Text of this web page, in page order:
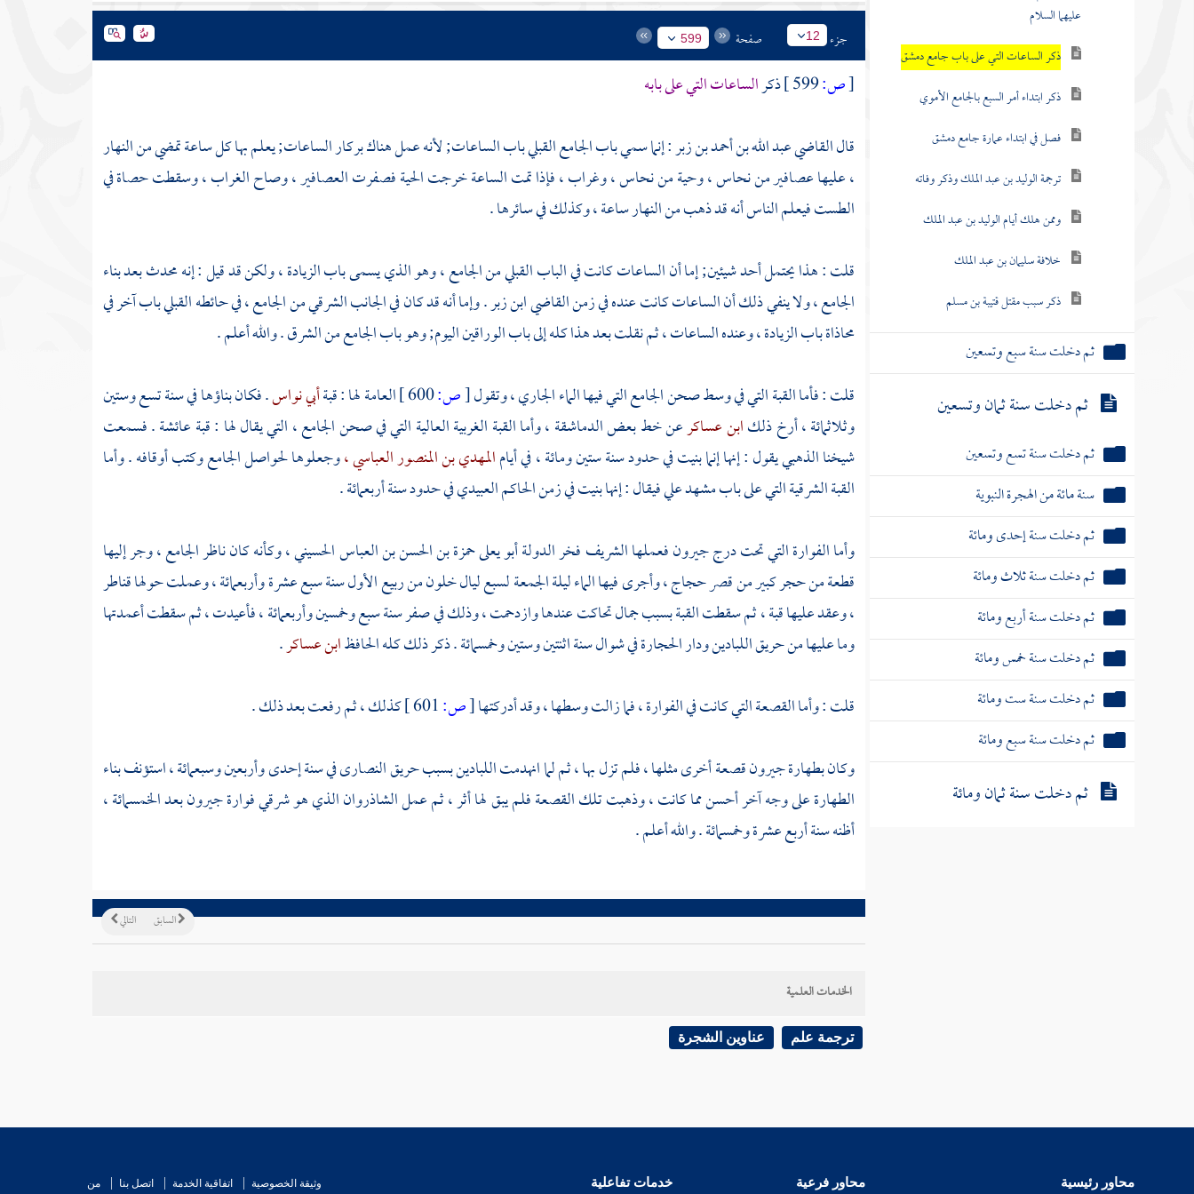
عليهما السلام
ذكر الساعات التي على باب جامع دمشق
ذكر ابتداء أمر السبع بالجامع الأموي
فصل في ابتداء عمارة جامع دمشق
ترجمة الوليد بن عبد الملك وذكر وفاته
وممن هلك أيام الوليد بن عبد الملك
خلافة سليمان بن عبد الملك
ذكر سبب مقتل قتيبة بن مسلم
ثم دخلت سنة سبع وتسعين
ثم دخلت سنة ثمان وتسعين
ثم دخلت سنة تسع وتسعين
سنة مائة من الهجرة النبوية
ثم دخلت سنة إحدى ومائة
ثم دخلت سنة ثلاث ومائة
ثم دخلت سنة أربع ومائة
ثم دخلت سنة خمس ومائة
ثم دخلت سنة ست ومائة
ثم دخلت سنة سبع ومائة
ثم دخلت سنة ثمان ومائة
ثم دخلت سنة خمس عشرة ومائة
جزء 12 صفحة 599
[ص: ذكرالساعات التي على بابه
قال القاضيعبد الله بن أحمد بن زبر: إنما سمي باب الجامع القبلي باب الساعات; لأنه عمل هناك بركار الساعات; يعلم بها كل ساعة تمضي من النهار
، عليها عصافير من نحاس ، وحية من نحاس ، وغراب ، فإذا تمت الساعة خرجت الحية فصفرت العصافير ، وصاح الغراب ، وسقطت حصاة في
الطست فيعلم الناس أنه قد ذهب من النهار ساعة ، وكذلك في سائرها .
قلت : هذا يحتمل أحد شيئين; إما أن الساعات كانت في الباب القبلي من الجامع ، وهو الذي يسمى باب الزيادة ، ولكن قد قيل : إنه محدث بعد بناء
الجامع ، ولا ينفي ذلك أن الساعات كانت عنده في زمن القاضيابن زبر. وإما أنه قد كان في الجانب الشرقي من الجامع ، في حائطه القبلي باب آخر في
محاذاة باب الزيادة ، وعنده الساعات ، ثم نقلت بعد هذا كله إلى باب الوراقين اليوم; وهو باب الجامع من الشرق . والله أعلم .
قلت : فأما القبة التي في وسط صحن الجامع التي فيها الماء الجاري ، وتقول[ص: العامة لها : قبةأبي نواس. فكان بناؤها في سنة تسع وستين
وثلاثمائة ، أرخ ذلكابن عساكرعن خط بعض الدماشقة ، وأما القبة الغربية العالية التي في صحن الجامع ، التي يقال لها : قبةعائشة. فسمعت
شيخناالذهبييقول : إنها إنما بنيت في حدود سنة ستين ومائة ، في أيامالمهدي بن المنصور العباسي ،وجعلوها لحواصل الجامع وكتب أوقافه . وأما
القبة الشرقية التي على بابمشهد عليفيقال : إنها بنيت في زمنالحاكم العبيديفي حدود سنة أربعمائة .
وأما الفوارة التي تحت درججيرونفعملهاالشريف فخر الدولة أبو يعلى حمزة بن الحسن بن العباس الحسيني ،وكأنه كان ناظر الجامع ، وجر إليها
قطعة من حجر كبير من قصرحجاج ،وأجرى فيها الماء ليلة الجمعة لسبع ليال خلون من ربيع الأول سنة سبع عشرة وأربعمائة ، وعملت حولها قناطر
، وعقد عليها قبة ، ثم سقطت القبة بسبب جمال تحاكت عندها وازدحمت ، وذلك في صفر سنة سبع وخمسين وأربعمائة ، فأعيدت ، ثم سقطت أعمدتها
وما عليها من حريق اللبادين ودار الحجارة في شوال سنة اثنتين وستين وخمسمائة . ذكر ذلك كله الحافظابن عساكر.
قلت : وأما القصعة التي كانت في الفوارة ، فما زالت وسطها ، وقد أدركتها[ص:
كذلك ، ثم رفعت بعد ذلك .
وكان بطهارةجيرونقصعة أخرى مثلها ، فلم تزل بها ، ثم لما انهدمت اللبادين بسبب حريقالنصارىفي سنة إحدى وأربعين وسبعمائة ، استؤنف بناء
الطهارة على وجه آخر أحسن مما كانت ، وذهبت تلك القصعة فلم يبق لها أثر ، ثم عمل الشاذروان الذي هو شرقي فوارةجيرونبعد الخمسمائة ،
أظنه سنة أربع عشرة وخمسمائة . والله أعلم .
التالي السابق
الخدمات العلمية
ترجمة علم عناوين الشجرة
محاور رئيسية محاور فرعية خدمات تفاعلية وثيقة الخصوصية اتفاقية الخدمة اتصل بنا من